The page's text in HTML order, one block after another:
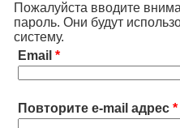
Пожалуйста вводите
пароль. Они будут
систему.
Email *
Повторите e-mail адрес *